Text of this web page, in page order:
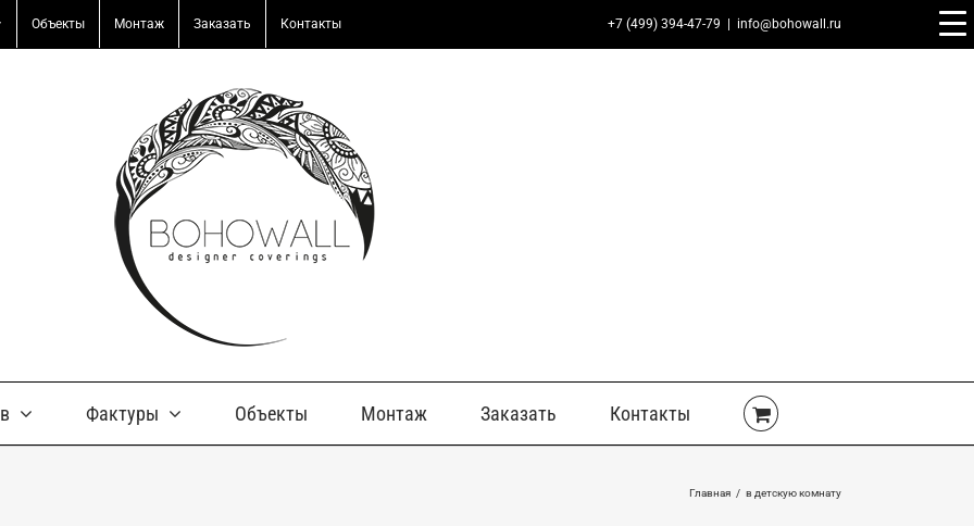
Объекты Монтаж Заказать Контакты +7 (499) 394-47-79 info@bohowall.ru
Фактуры Объекты Монтаж Заказать Контакты
Главная / в детскую комнату